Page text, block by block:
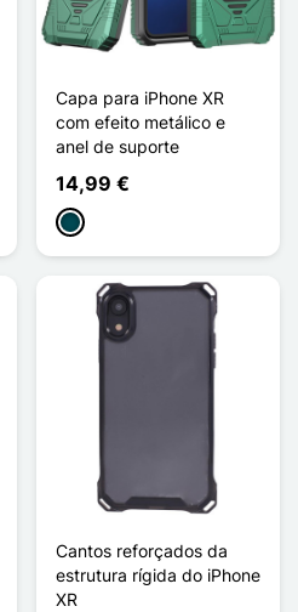
Capa para iPhone XR
com efeito metálico e
anel de suporte
14,99 €
Vert Minuit
Cantos reforçados da
estrutura rígida do iPhone
XR